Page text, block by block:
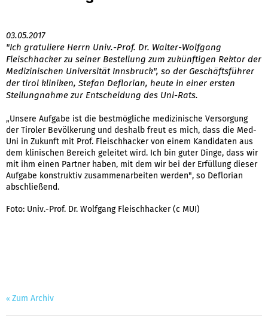
03.05.2017
"Ich gratuliere Herrn Univ.-Prof. Dr. Walter-Wolfgang
Fleischhacker zu seiner Bestellung zum zukünftigen Rektor der
Medizinischen Universität Innsbruck", so der Geschäftsführer
der tirol kliniken, Stefan Deflorian, heute in einer ersten
Stellungnahme zur Entscheidung des Uni-Rats.
„Unsere Aufgabe ist die bestmögliche medizinische Versorgung
der Tiroler Bevölkerung und deshalb freut es mich, dass die Med-
Uni in Zukunft mit Prof. Fleischhacker von einem Kandidaten aus
dem klinischen Bereich geleitet wird. Ich bin guter Dinge, dass wir
mit ihm einen Partner haben, mit dem wir bei der Erfüllung dieser
Aufgabe konstruktiv zusammenarbeiten werden", so Deflorian
abschließend.
Foto: Univ.-Prof. Dr. Wolfgang Fleischhacker (c MUI)
Zum Archiv